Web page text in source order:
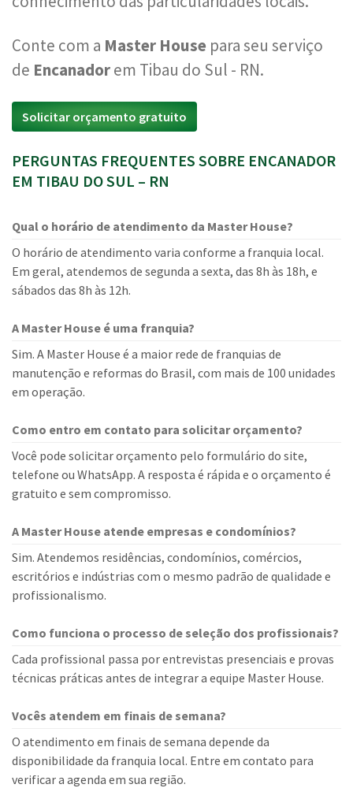
Conte com a Master House para seu serviço
de Encanadorem Tibau do Sul - RN.
Solicitar orçamento gratuito
PERGUNTAS FREQUENTES SOBRE ENCANADOR
EM TIBAU DO SUL – RN
Qual o horário de atendimento da Master House?
O horário de atendimento varia conforme a franquia local.
Em geral, atendemos de segunda a sexta, das 8h às 18h, e
sábados das 8h às 12h.
A Master House é uma franquia?
Sim. A Master House é a maior rede de franquias de
manutenção e reformas do Brasil, com mais de 100 unidades
em operação.
Como entro em contato para solicitar orçamento?
Você pode solicitar orçamento pelo formulário do site,
telefone ou WhatsApp. A resposta é rápida e o orçamento é
gratuito e sem compromisso.
A Master House atende empresas e condomínios?
Sim. Atendemos residências, condomínios, comércios,
escritórios e indústrias com o mesmo padrão de qualidade e
profissionalismo.
Como funciona o processo de seleção dos profissionais?
Cada profissional passa por entrevistas presenciais e provas
técnicas práticas antes de integrar a equipe Master House.
Vocês atendem em finais de semana?
O atendimento em finais de semana depende da
disponibilidade da franquia local. Entre em contato para
verificar a agenda em sua região.